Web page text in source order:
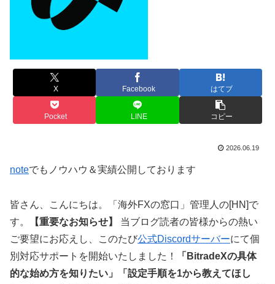
X Facebook はてブ
Pocket LINE コピー
2026.06.19
noteでもノウハウ＆実績公開しております
皆さん、こんにちは。「海外FXの窓口」管理人の[HN]で
す。
【重要なお知らせ】
当ブログ読者の皆様からの熱い
ご要望にお応えし、このたび公式Discordサーバーにて個
別対応サポートを開始いたしました！
「BitradeXの具体
的な始め方を知りたい」「設定手順を1から教えてほし